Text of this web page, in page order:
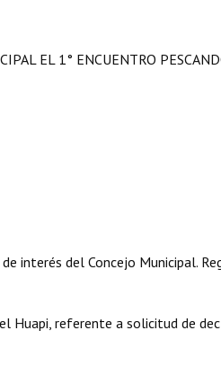
EL 1° ENCUENTRO
interés del Concejo Municipal.
Huapi, referente a solicitud de